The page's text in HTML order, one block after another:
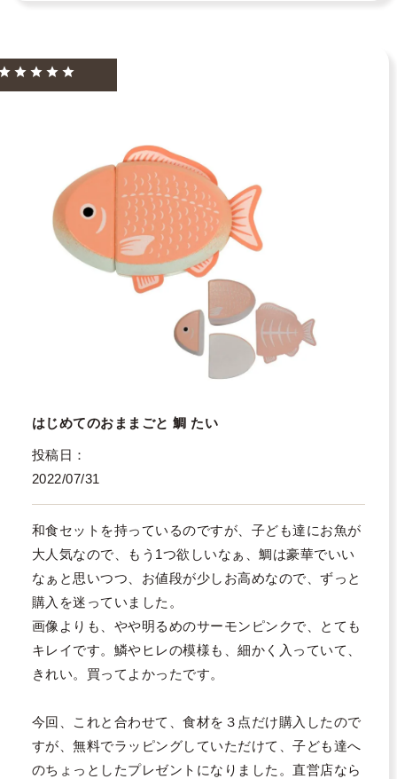
はじめてのおままごと 鯛 たい
投稿日
2022/07/31
和食セットを持っているのですが、子ども達にお魚が
大人気なので、もう1つ欲しいなぁ、鯛は豪華でいい
なぁと思いつつ、お値段が少しお高めなので、ずっと
購入を迷っていました。
画像よりも、やや明るめのサーモンピンクで、とても
キレイです。鱗やヒレの模様も、細かく入っていて、
きれい。買ってよかったです。
今回、これと合わせて、食材を３点だけ購入したので
すが、無料でラッピングしていただけて、子ども達へ
のちょっとしたプレゼントになりました。直営店なら